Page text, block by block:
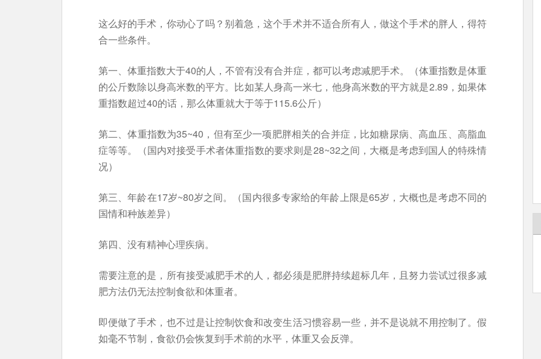
这么好的手术，你动心了吗？别着急，这个手术并不适合所有人，做这个手术的胖人，得符
合一些条件。
第一、体重指数大于40的人，不管有没有合并症，都可以考虑减肥手术。（体重指数是体重
的公斤数除以身高米数的平方。比如某人身高一米七，他身高米数的平方就是2.89，如果体
重指数超过40的话，那么体重就大于等于115.6公斤）
第二、体重指数为35~40，但有至少一项肥胖相关的合并症，比如糖尿病、高血压、高脂血
症等等。（国内对接受手术者体重指数的要求则是28~32之间，大概是考虑到国人的特殊情
况）
第三、年龄在17岁~80岁之间。（国内很多专家给的年龄上限是65岁，大概也是考虑不同的
国情和种族差异）
第四、没有精神心理疾病。
需要注意的是，所有接受减肥手术的人，都必须是肥胖持续超标几年，且努力尝试过很多减
肥方法仍无法控制食欲和体重者。
即便做了手术，也不过是让控制饮食和改变生活习惯容易一些，并不是说就不用控制了。假
如毫不节制，食欲仍会恢复到手术前的水平，体重又会反弹。